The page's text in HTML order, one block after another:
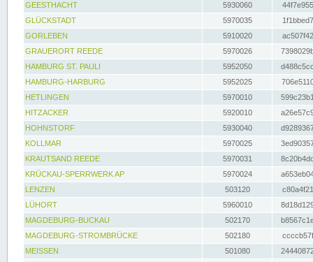
GEESTHACHT
5930060
GLÜCKSTADT
5970035
GORLEBEN
5910020
GRAUERORT REEDE
5970026
HAMBURG ST. PAULI
5952050
HAMBURG-HARBURG
5952025
HETLINGEN
5970010
HITZACKER
5920010
HOHNSTORF
5930040
KOLLMAR
5970025
KRAUTSAND REEDE
5970031
KRÜCKAU-SPERRWERK AP
5970024
LENZEN
503120
LÜHORT
5960010
MAGDEBURG-BUCKAU
502170
MAGDEBURG-STROMBRÜCKE
502180
MEISSEN
501080